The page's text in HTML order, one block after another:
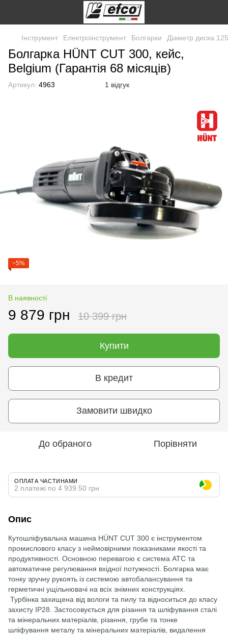
Інструмент Електроінструмент Болгарки Діаметр диска
Болгарка HÜNT CUT 300, кейс,
Belgium (Гарантія 68 місяців)
Артикул: 4963 1 відгук
−5%
В наявності
9 879 грн 10 399 грн
Купити
В кредит
Замовити швидко
До обраного Порівняти
ОПЛАТА ЧАСТИНАМИ
2 платежі по 4 939.50 грн
Опис
Кутошліфувальна машина HÜNT CUT 300 є інструментом
промислового класу з неймовірними показниками якості та
продуктивності. Основною перевагою є система АТС та
автоматичне регулювання вхідної потужності. Болгарка має
тонку зручну рукоять із системою автобалансування та
герметичні ущільнювачі на всіх знімних конструкціях.
Турбінка захищена від вологи та пилу та відноситься до класу
захисту IP28. Застосовується для різання та шліфування сталі
та мінеральних матеріалів, різання, грубе та тонке
шліфування металу та мінеральних матеріалів, видалення